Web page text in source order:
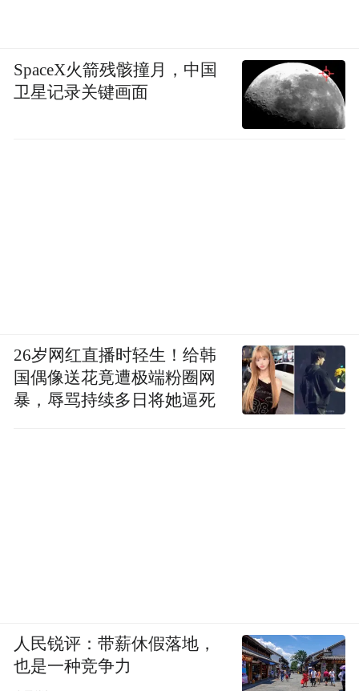
SpaceX火箭残骸撞月，中国
卫星记录关键画面
26岁网红直播时轻生！给韩
国偶像送花竟遭极端粉圈网
暴，辱骂持续多日将她逼死
人民锐评：带薪休假落地，
也是一种竞争力